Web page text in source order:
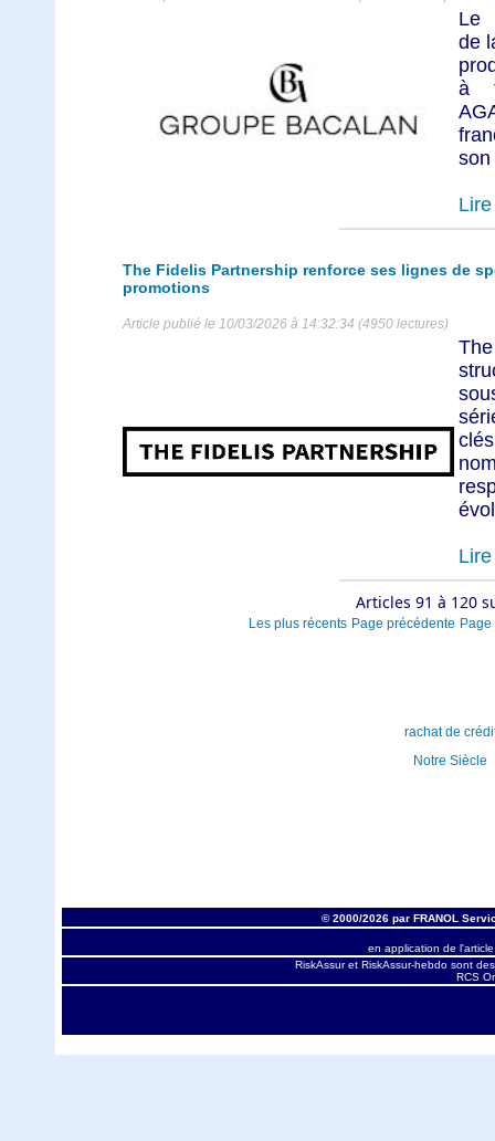
Le
de
à
son
The Fidelis Partnership renforce ses lignes de
promotions
Article publié le 10/03/2026 à 14:32:34 (4950 lectures)
Articles 91 à 120
Les plus récents Page précédente Page
rachat de
Notre Siècle
© 2000/2026 par FRANOL
en application de
RiskAssur et RiskAssur-hebdo sont
RCS